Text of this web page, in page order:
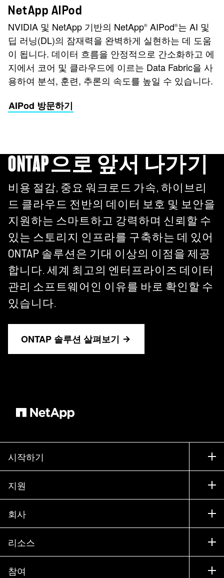
NetApp AIPod
NVIDIA 및 NetApp 기반의 NetApp® AIPod®는 AI 및
딥 러닝(DL)의 잠재력을 완벽하게 실현하는 데 도움
이 됩니다. 데이터 흐름을 안정적으로 간소화하고 에
지에서 코어 및 클라우드에 이르는 Data Fabric을 사
용하여 분석, 훈련, 추론의 속도를 높일 수 있습니다.
AIPod 방문하기
ONTAP으로 앞서 나가기
비용 절감, 중요 워크로드 가속, 하이브리
드 클라우드 전반의 데이터 보호 및 보안을
지원하는 스마트하고 강력하며 신뢰할 수
있는 스토리지 인프라를 구축하는 데 있어
ONTAP 솔루션은 기대 이상의 이점을 제공
합니다. 세계 최고의 엔터프라이즈 데이터
관리 소프트웨어인 이유를 바로 확인할 수
있습니다.
ONTAP 솔루션 살펴보기
시작하기
구입 방법
세일즈 팀 연락처
파트너 찾기
경영진 브리핑
제품 소개
지원
지원
교육
설명서
회사
회사
파트너
채용
리소스
뉴스룸
참여